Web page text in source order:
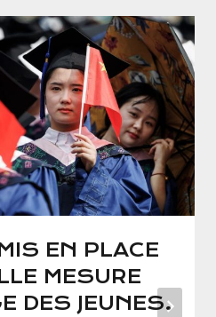
EN PLACE
MESURE
DES JEUNES.